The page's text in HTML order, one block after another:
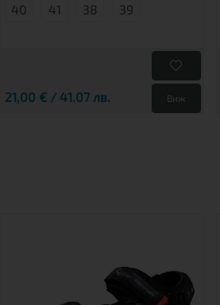
40 41 38 39
21,00 € / 41.07 лв. Виж